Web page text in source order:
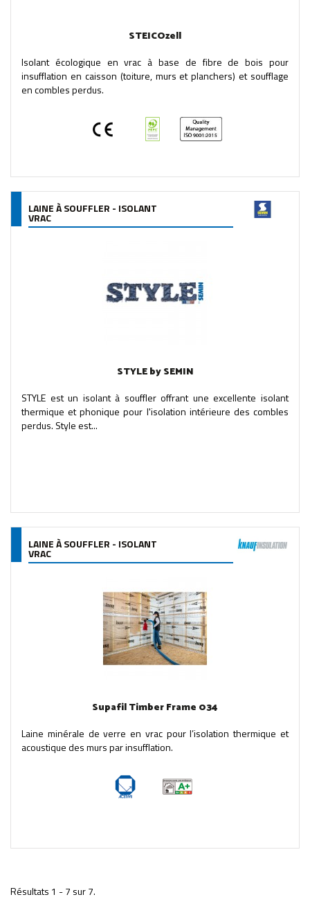
STEICOzell
Isolant écologique en vrac à base de fibre de bois pour
insufflation en caisson (toiture, murs et planchers) et soufflage
en combles perdus.
LAINE À SOUFFLER - ISOLANT
VRAC
STYLE by SEMIN
STYLE est un isolant à souffler offrant une excellente isolant
thermique et phonique pour l'isolation intérieure des combles
perdus. Style est...
LAINE À SOUFFLER - ISOLANT
VRAC
Supafil Timber Frame 034
Laine minérale de verre en vrac pour l’isolation thermique et
acoustique des murs par insufflation.
Résultats 1 - 7 sur 7.